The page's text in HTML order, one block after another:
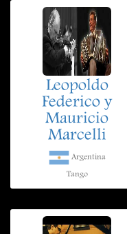
Leopoldo
Federico y
Mauricio
Marcelli
Argentina
Tango